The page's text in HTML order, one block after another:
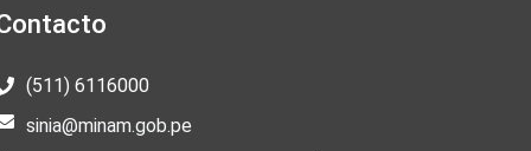
(511) 6116000
sinia@minam.gob.pe